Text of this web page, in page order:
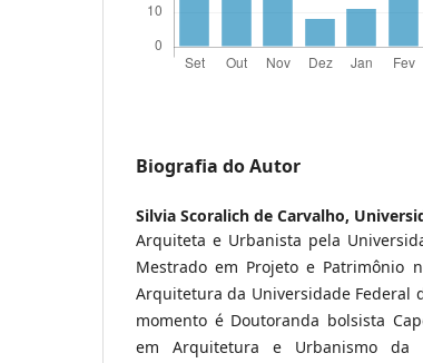
Biografia do Autor
Silvia Scoralich de Carvalho,
Arquiteta e Urbanista pela
Mestrado em Projeto e Patrimônio
Arquitetura da Universidade Federal
momento é Doutoranda bolsista
em Arquitetura e Urbanismo da